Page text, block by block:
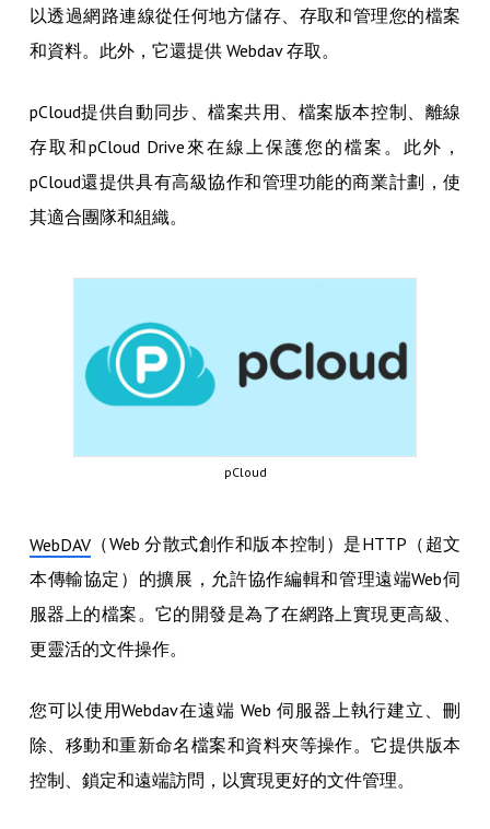
以透過網路連線從任何地方儲存、存取和管理您的檔案
和資料。此外，它還提供 Webdav 存取。
pCloud提供自動同步、檔案共用、檔案版本控制、離線
存取和pCloud Drive來在線上保護您的檔案。此外，
pCloud還提供具有高級協作和管理功能的商業計劃，使
其適合團隊和組織。
pCloud
WebDAV（Web 分散式創作和版本控制）是HTTP（超文
本傳輸協定）的擴展，允許協作編輯和管理遠端Web伺
服器上的檔案。它的開發是為了在網路上實現更高級、
更靈活的文件操作。
您可以使用Webdav在遠端 Web 伺服器上執行建立、刪
除、移動和重新命名檔案和資料夾等操作。它提供版本
控制、鎖定和遠端訪問，以實現更好的文件管理。